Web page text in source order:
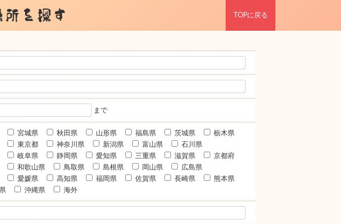
を探す TOPに戻る
まで
宮城県 秋田県 山形県 福島県 茨城県
栃木県
東京都 神奈川県 新潟県 富山県
石川県
岐阜県 静岡県 愛知県 三重県 滋賀県
京都府
和歌山県 鳥取県 島根県 岡山県
広島県
愛媛県 高知県 福岡県 佐賀県 長崎県
熊本県
沖縄県 海外